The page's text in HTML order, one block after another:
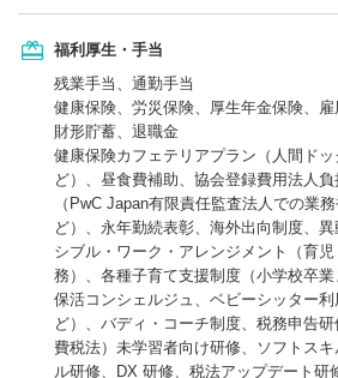
福利厚生・手当
残業手当、通勤手当
健康保険、労災保険、厚生年金保険、雇
財形貯蓄、退職金
健康保険カフェテリアプラン（人間ド
ど）、昼食費補助、協会登録費用法人
（PwC Japan有限責任監査法人での業
ど）、永年勤続表彰、海外出向制度、
シブル・ワーク・アレンジメント（育
務）、各種子育て支援制度（小学校卒業
保活コンシェルジュ、ベビーシッター
ど）、バディ・コーチ制度、税務申告
費税法）未学習者向け研修、ソフトス
ル研修、DX 研修、税法アップデート研